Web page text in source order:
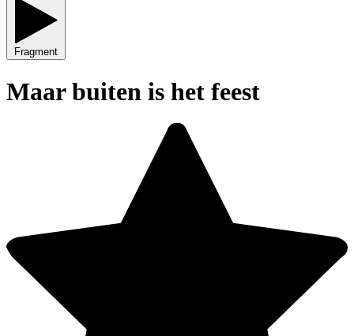
Fragment
Maar buiten is het feest